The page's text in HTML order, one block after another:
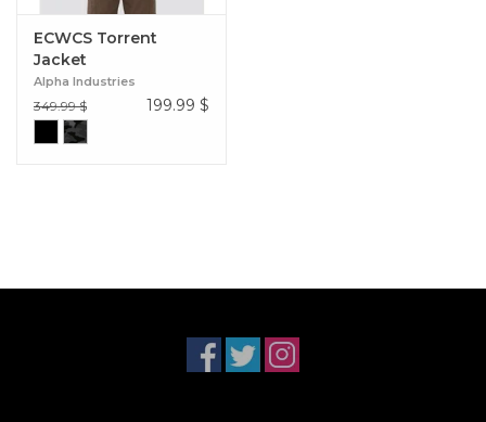
ECWCS Torrent
Jacket
Alpha Industries
349.99 $ 199.99 $